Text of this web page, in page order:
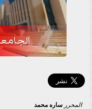
المحرر ساره محمد